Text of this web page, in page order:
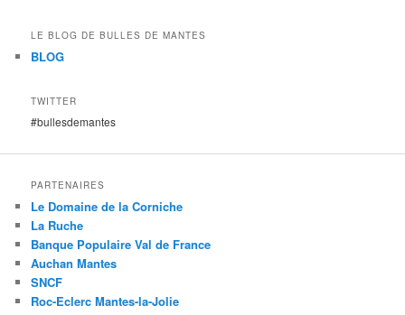
LE BLOG DE BULLES DE MANTES
BLOG
TWITTER
#bullesdemantes
PARTENAIRES
Le Domaine de la Corniche
La Ruche
Banque Populaire Val de France
Auchan Mantes
SNCF
Roc-Eclerc Mantes-la-Jolie